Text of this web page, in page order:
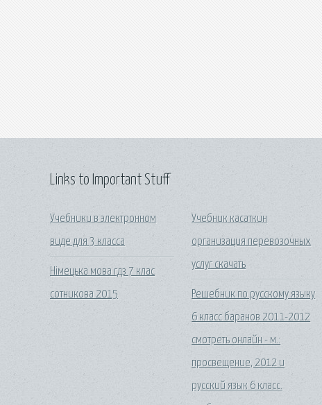
Links to Important Stuff
Учебники в электронном
виде для 3 класса
Німецька мова гдз 7 клас
сотникова 2015
Учебник касаткин
организация перевозочных
услуг скачать
Решебник по русскому языку
6 класс баранов 2011-2012
смотреть онлайн - м.:
просвещение, 2012 и
русский язык 6 класс.